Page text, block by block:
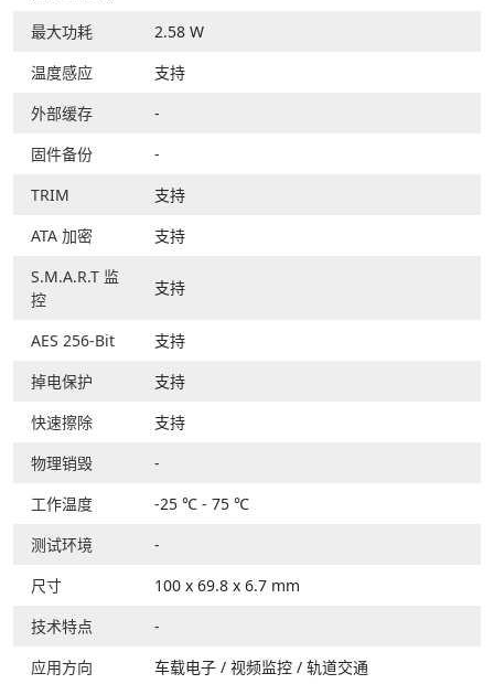
最大功耗
2.58 W
温度感应
支持
外部缓存
-
固件备份
-
TRIM
支持
ATA 加密
支持
S.M.A.R.T 监
控
支持
AES 256-Bit
支持
掉电保护
支持
快速擦除
支持
物理销毁
-
工作温度
-25 ℃ - 75 ℃
测试环境
-
尺寸
100 x 69.8 x 6.7 mm
技术特点
-
应用方向
车载电子 / 视频监控 / 轨道交通